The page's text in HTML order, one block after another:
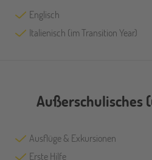
Englisch
Italienisch (im Transition Year)
Außerschulisches
Ausflüge & Exkursionen
Erste Hilfe